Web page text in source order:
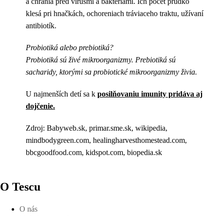
klesá pri hnačkách, ochoreniach tráviaceho traktu, užívaní
antibiotík.
Probiotiká alebo prebiotiká?
Probiotiká sú živé mikroorganizmy. Prebiotiká sú
sacharidy, ktorými sa probiotické mikroorganizmy živia.
U najmenších detí sa k posilňovaniu imunity pridáva aj
dojčenie.
Zdroj: Babyweb.sk, primar.sme.sk, wikipedia,
mindbodygreen.com, healingharvesthomestead.com,
bbcgoodfood.com, kidspot.com, biopedia.sk
O Tescu
O nás